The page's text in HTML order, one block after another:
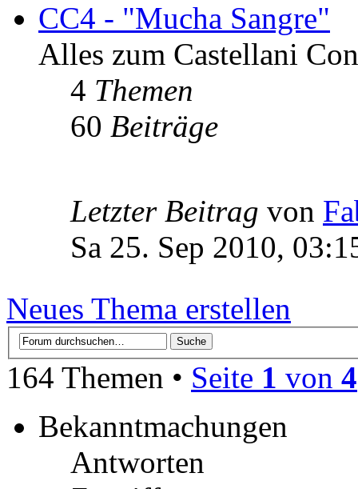
CC4 - "Mucha Sangre"
Alles zum Castellani
4 Themen
60 Beiträge
Letzter Beitrag von
Sa 25. Sep 2010,
Neues Thema erstellen
164 Themen • Seite 1 von 4
Bekanntmachungen
Antworten